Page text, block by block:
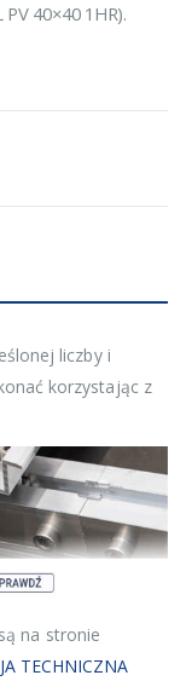
40×40 1HR).
liczby i
korzystając z
na stronie
TECHNICZNA